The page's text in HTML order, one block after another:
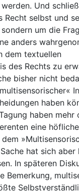
Und
Recht selbst und
um die
anders
dem textuellen
des Rechts zu
bisher nicht
haben
haben mehr
eine höfliche
hat sich aber
In späteren
Bemerkung,